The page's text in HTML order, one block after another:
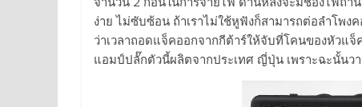
ง่าย ไม่ซับซ้อน ถ้าเราไม่ใช้หูฟังก็สามารถต่อลำโพ
ว่าเวลาถอดแจ็คออกจากกีต้าร์ให้จับที่โคนของหัวแ
แอมป์ปลั๊กตัวนี้ผลิตจากประเทศ ญี่ปุ่น เพราะฉะนั้นว